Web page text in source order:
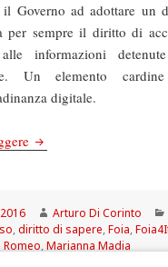
Governo ad adottare un
per sempre il diritto di
informazioni
Un elemento
digitale.
La Repubblica: Attesa
Autore
Arturo Di Corinto
,diritto di sapere,Foia,
Romeo,Marianna Madia
su La Repubblica: